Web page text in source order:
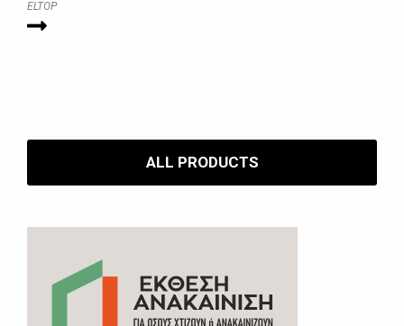
ELTOP
ALL PRODUCTS